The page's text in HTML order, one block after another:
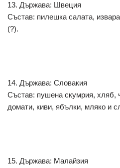
13. Държава: Швеция
Състав: пилешка салата,
(?).
14. Държава: Словакия
Състав: пушена скумрия, хляб,
домати, киви, ябълки, мляко и
15. Държава: Малайзия